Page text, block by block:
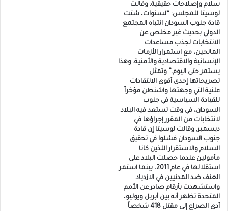
سلام وإصلاحات حقيقية. وقالت
لوسيتا للمجلس: “لسنوات، شتت
قادة جنوب السودان انتباه المجتمع
الدولي بحديث غير مخلص عن
الانتخابات لجذب مساعدات
المانحين، مع استمرار الأزمات
الإنسانية والاقتصادية والأمنية. وهذا
يستمر حتى اليوم.” وتمثل
تصريحاتها إحدى أقوى الانتقادات
علنية التي وجهتها واشنطن مؤخراً
للقيادة السياسية في جنوب
السودان، في وقت تستعد فيه البلاد
لانتخابات من المقرر إجراؤها في
ديسمبر. وقالت لوسيتا إن قادة
جنوب السودان فشلوا في تحقيق
السلام والاستقرار اللذين كانا
مأمولين عندما حصلت البلاد على
استقلالها في عام 2011، بينما استمر
العنف ضد المدنيين في الازدياد.
واستشهدت بأرقام صادر عن الأمم
المتحدة تظهر أنه بين أبريل ويوليو،
أدى الصراع إلى مقتل 418 شخصاً